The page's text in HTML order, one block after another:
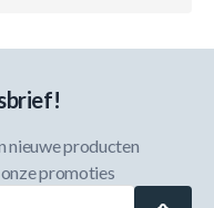
nieuwe producten
promoties